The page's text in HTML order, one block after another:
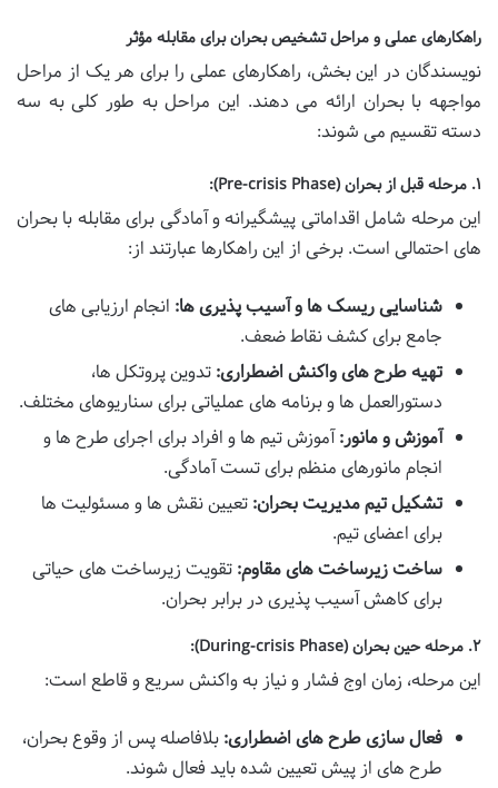
راهکارهای عملی و مراحل تشخیص بحران برای مقابله مؤثر
نویسندگان در این بخش، راهکارهای عملی را برای هر یک از مراحل
مواجهه با بحران ارائه می دهند. این مراحل به طور کلی به سه
دسته تقسیم می شوند:
۱. مرحله قبل از بحران (Pre-crisis Phase):
این مرحله شامل اقداماتی پیشگیرانه و آمادگی برای مقابله با بحران
های احتمالی است. برخی از این راهکارها عبارتند از:
شناسایی ریسک ها و آسیب پذیری ها: انجام ارزیابی های
جامع برای کشف نقاط ضعف.
تهیه طرح های واکنش اضطراری: تدوین پروتکل ها،
دستورالعمل ها و برنامه های عملیاتی برای سناریوهای مختلف.
آموزش و مانور:آموزش تیم ها و افراد برای اجرای طرح ها و
انجام مانورهای منظم برای تست آمادگی.
تشکیل تیم مدیریت بحران: تعیین نقش ها و مسئولیت ها
برای اعضای تیم.
ساخت زیرساخت های مقاوم: تقویت زیرساخت های حیاتی
برای کاهش آسیب پذیری در برابر بحران.
۲. مرحله حین بحران (During-crisis Phase):
این مرحله، زمان اوج فشار و نیاز به واکنش سریع و قاطع است:
فعال سازی طرح های اضطراری: بلافاصله پس از وقوع بحران،
طرح های از پیش تعیین شده باید فعال شوند.